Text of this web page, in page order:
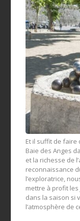
Et il suffit de
Baie des Anges
et la richesse de
reconnaissance
l’exploratrice,
mettre à profit
dans la saison si
l’atmosphère de